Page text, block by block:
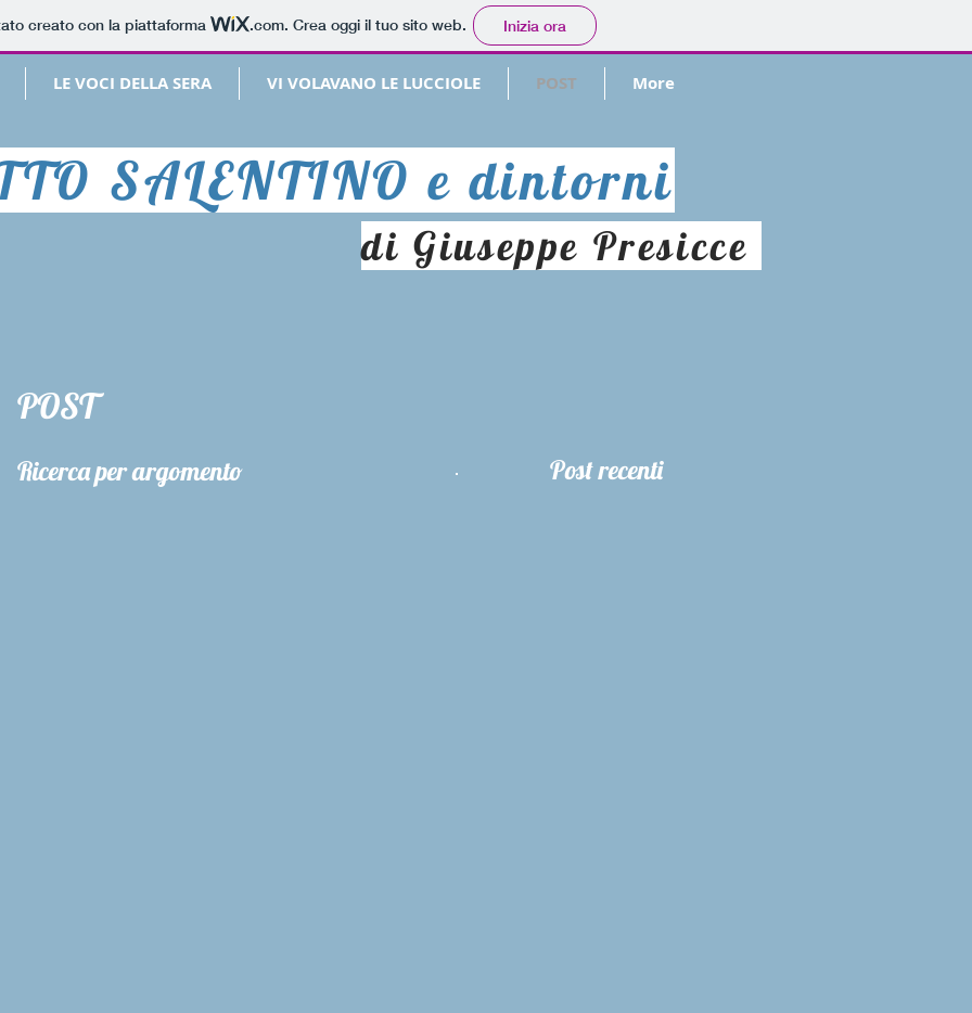
creato con la piattaforma .com. Crea oggi il tuo sito web. Inizia ora
LE VOCI DELLA SERA VI VOLAVANO LE LUCCIOLE POST More
SALENTINO e dintorni
di Giuseppe Presicce
POST
Ricerca per argomento Post recenti